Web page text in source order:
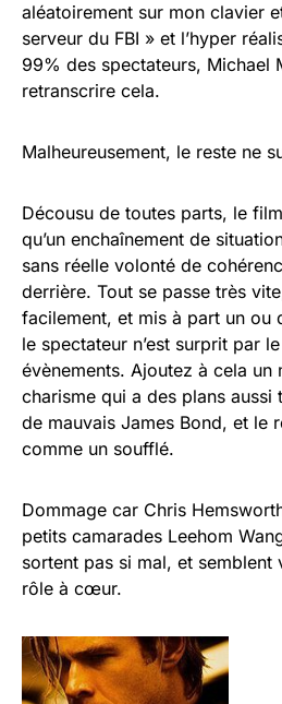
aléatoirement sur mon clavier
serveur du FBI » et l’hyper
99% des spectateurs, Michael
retranscrire cela.
Malheureusement, le reste ne
Décousu de toutes parts, le
qu’un enchaînement de
sans réelle volonté de
derrière. Tout se passe très
facilement, et mis à part un ou
le spectateur n’est surprit par
évènements. Ajoutez à cela un
charisme qui a des plans aussi
de mauvais James Bond, et le
comme un soufflé.
Dommage car Chris
petits camarades Leehom
sortent pas si mal, et semblent
rôle à cœur.